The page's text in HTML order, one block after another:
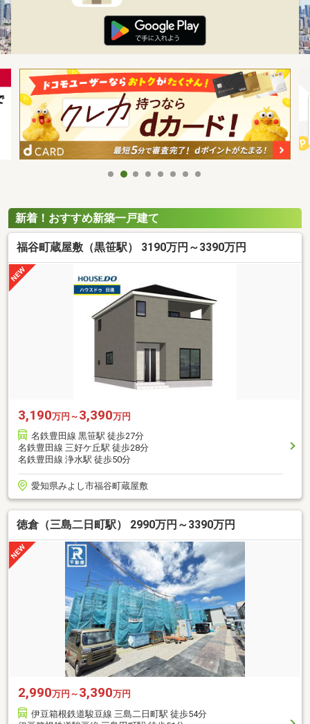
新着！おすすめ新築一戸建て
福谷町蔵屋敷（黒笹駅） 3190万円～3390万円
3,190万円～ 3,390万円
名鉄豊田線 黒笹駅 徒歩27分
名鉄豊田線 三好ケ丘駅 徒歩28分
名鉄豊田線 浄水駅 徒歩50分
愛知県みよし市福谷町蔵屋敷
徳倉（三島二日町駅） 2990万円～3390万円
2,990万円～ 3,390万円
伊豆箱根鉄道駿豆線 三島二日町駅 徒歩54分